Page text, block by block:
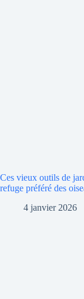
Ces vieux outils de
refuge préféré des
4 janvier 2026